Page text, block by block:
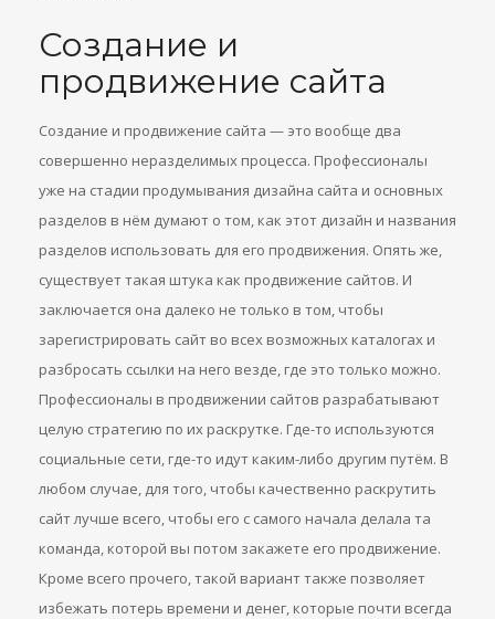
Создание и
продвижение сайта
Создание и продвижение сайта — это вообще два
совершенно неразделимых процесса. Профессионалы
уже на стадии продумывания дизайна сайта и основных
разделов в нём думают о том, как этот дизайн и названия
разделов использовать для его продвижения. Опять же,
существует такая штука как продвижение сайтов. И
заключается она далеко не только в том, чтобы
зарегистрировать сайт во всех возможных каталогах и
разбросать ссылки на него везде, где это только можно.
Профессионалы в продвижении сайтов разрабатывают
целую стратегию по их раскрутке. Где-то используются
социальные сети, где-то идут каким-либо другим путём. В
любом случае, для того, чтобы качественно раскрутить
сайт лучше всего, чтобы его с самого начала делала та
команда, которой вы потом закажете его продвижение.
Кроме всего прочего, такой вариант также позволяет
избежать потерь времени и денег, которые почти всегда